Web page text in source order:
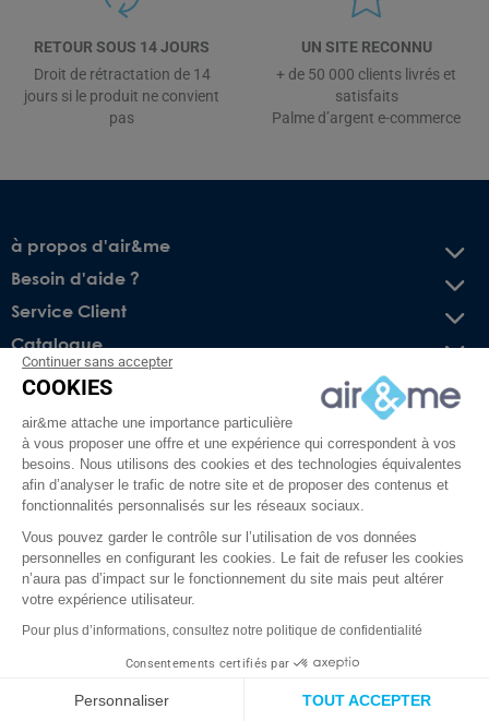
RETOUR SOUS 14 JOURS
Droit de rétractation de 14
jours si le produit ne convient
pas
UN SITE RECONNU
+ de 50 000 clients livrés et
satisfaits
Palme d’argent e-commerce
à propos d'air&me
Besoin d'aide ?
Service Client
Catalogue
Recevez nos offres spéciales !
Conseils pratiques, bons plans exclusifs et actus sur l’air
intérieur. Pas de spam, juré !
FacebookYouTubePinterestInstagramTikTok
© 2008-2026 - - Tous droits réservés
Continuer sans accepter
COOKIES
air&me attache une importance particulière
à vous proposer une offre et une expérience qui correspondent à vos
besoins. Nous utilisons des cookies et des technologies équivalentes
afin d’analyser le trafic de notre site et de proposer des contenus et
fonctionnalités personnalisés sur les réseaux sociaux.
Vous pouvez garder le contrôle sur l’utilisation de vos données
personnelles en configurant les cookies. Le fait de refuser les cookies
n’aura pas d’impact sur le fonctionnement du site mais peut altérer
votre expérience utilisateur.
Pour plus d’informations, consultez notre politique de confidentialité
Consentements certifiés par
Personnaliser TOUT ACCEPTER